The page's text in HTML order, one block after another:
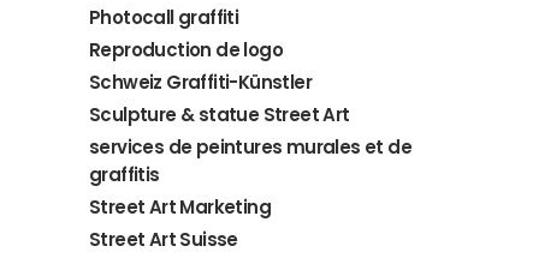
Photocall graffiti
Reproduction de logo
Schweiz Graffiti-Künstler
Sculpture & statue Street Art
services de peintures murales et de
graffitis
Street Art Marketing
Street Art Suisse